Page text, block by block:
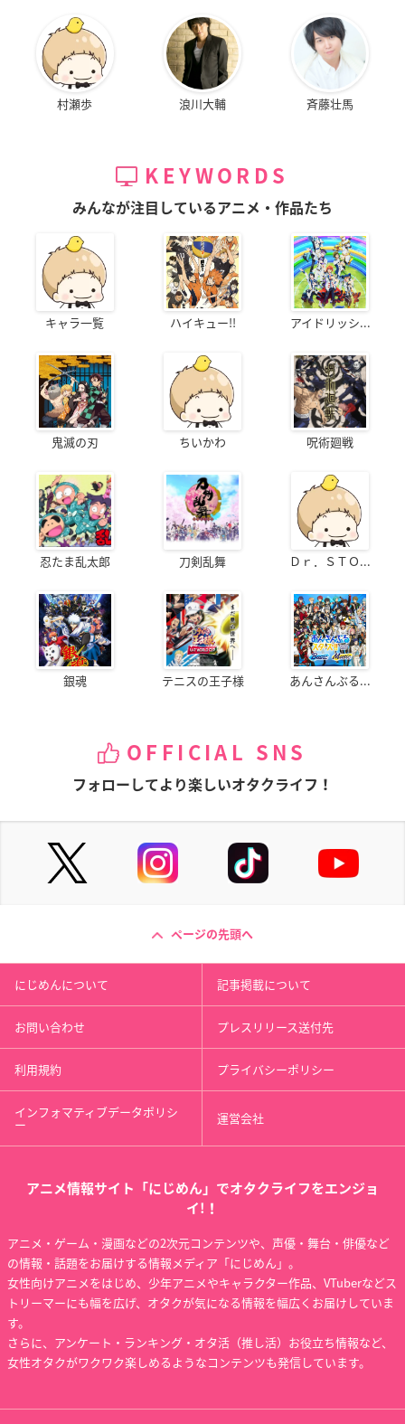
村瀬歩 浪川大輔 斉藤壮馬
KEYWORDS
みんなが注目しているアニメ・作品たち
キャラ一覧 ハイキュー!! アイドリッシ...
鬼滅の刃 ちいかわ 呪術廻戦
忍たま乱太郎 刀剣乱舞 Ｄｒ．ＳＴＯ...
銀魂 テニスの王子様 あんさんぶる...
OFFICIAL SNS
フォローしてより楽しいオタクライフ！
ページの先頭へ
にじめんについて 記事掲載について
お問い合わせ プレスリリース送付先
利用規約 プライバシーポリシー
インフォマティブデータポリシ
ー 運営会社
アニメ情報サイト「にじめん」でオタクライフをエンジョ
イ!！
アニメ・ゲーム・漫画などの2次元コンテンツや、声優・舞台・俳優など
の情報・話題をお届けする情報メディア「にじめん」。
女性向けアニメをはじめ、少年アニメやキャラクター作品、VTuberなどス
トリーマーにも幅を広げ、オタクが気になる情報を幅広くお届けしていま
す。
さらに、アンケート・ランキング・オタ活（推し活）お役立ち情報など、
女性オタクがワクワク楽しめるようなコンテンツも発信しています。